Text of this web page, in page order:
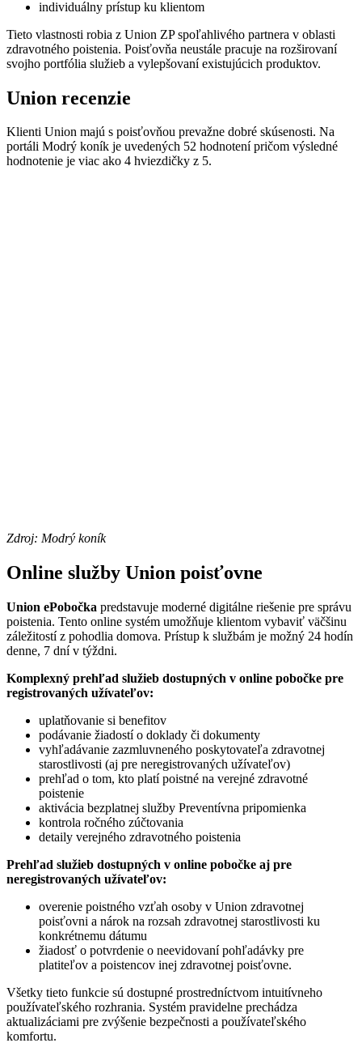
individuálny prístup ku klientom
Tieto vlastnosti robia z Union ZP spoľahlivého partnera v oblasti
zdravotného poistenia. Poisťovňa neustále pracuje na rozširovaní
svojho portfólia služieb a vylepšovaní existujúcich produktov.
Union recenzie
Klienti Union majú s poisťovňou prevažne dobré skúsenosti. Na
portáli Modrý koník je uvedených 52 hodnotení pričom výsledné
hodnotenie je viac ako 4 hviezdičky z 5.
Zdroj: Modrý koník
Online služby Union poisťovne
Union ePobočka predstavuje moderné digitálne riešenie pre správu
poistenia. Tento online systém umožňuje klientom vybaviť väčšinu
záležitostí z pohodlia domova. Prístup k službám je možný 24 hodín
denne, 7 dní v týždni.
Komplexný prehľad služieb dostupných v online pobočke pre
registrovaných užívateľov:
uplatňovanie si benefitov
podávanie žiadostí o doklady či dokumenty
vyhľadávanie zazmluvneného poskytovateľa zdravotnej
starostlivosti (aj pre neregistrovaných užívateľov)
prehľad o tom, kto platí poistné na verejné zdravotné
poistenie
aktivácia bezplatnej služby Preventívna pripomienka
kontrola ročného zúčtovania
detaily verejného zdravotného poistenia
Prehľad služieb dostupných v online pobočke aj pre
neregistrovaných užívateľov:
overenie poistného vzťah osoby v Union zdravotnej
poisťovni a nárok na rozsah zdravotnej starostlivosti ku
konkrétnemu dátumu
žiadosť o potvrdenie o neevidovaní pohľadávky pre
platiteľov a poistencov inej zdravotnej poisťovne.
Všetky tieto funkcie sú dostupné prostredníctvom intuitívneho
používateľského rozhrania. Systém pravidelne prechádza
aktualizáciami pre zvýšenie bezpečnosti a používateľského
komfortu.